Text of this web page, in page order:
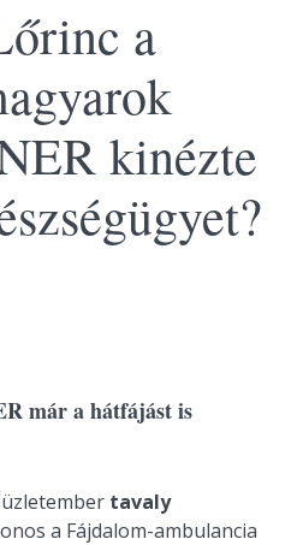
a
kinézte
már a hátfájást is
tavaly
a Fájdalom-ambulancia